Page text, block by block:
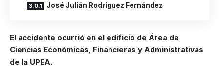
José Julián Rodríguez Fernández
El accidente ocurrió en el edificio de Área de
Ciencias Económicas, Financieras y Administrativas
de la UPEA.